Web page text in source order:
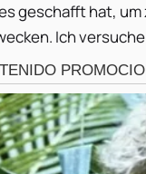
geschafft hat,
Ich